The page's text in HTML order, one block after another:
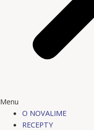
Menu
O NOVALIME
RECEPTY